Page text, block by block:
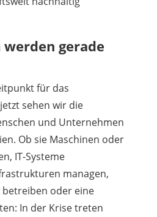
gerade
für das
sehen wir die
und Unternehmen
Ob sie Maschinen oder
IT-Systeme
managen,
betreiben oder eine
In der Krise treten